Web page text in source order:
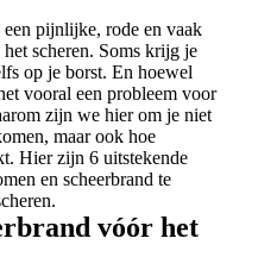
een pijnlijke, rode en vaak
scheren. Soms krijg je
op je borst. En hoewel
vooral een probleem voor
zijn we hier om je niet
maar ook hoe
Hier zijn 6 uitstekende
en scheerbrand te
vóór het